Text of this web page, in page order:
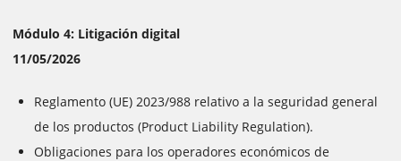
Módulo 4: Litigación digital
11/05/2026
Reglamento (UE) 2023/988 relativo a la seguridad general
de los productos (Product Liability Regulation).
Obligaciones para los operadores económicos de